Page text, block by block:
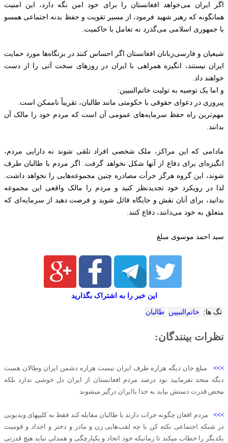
اگر ایران می‌خواهد افغانستان را برای خود امن نگه دارد، این امنیت
همانگونه که رهبر شهید فرمود، از مسیر تقویت و حفظ بدنه اجتماعی همسو
با جمهوری اسلامی می‌گذرد نه تعامل با حاکمیت.
شیعیان و فارسی‌زبانان افغانستان اگر احساس کنند در بزنگاه‌ها مورد حمایت
ایران نیستند، انگیزه همراهی با ایران در روزهای سخت آتی را از دست
خواهند داد.
و اما یک توصیه به تولیت خاتم‌النبیین:
پیروزی در دعوای حقوقی با حکومتی مانند طالبان، تقریباً ناممکن است.
مهم‌ترین راه حفظ سرمایه‌های عمومی آن است که مردم خود را مالک آن
بدانند.
مادامی که این مراکز، ملک شخصی افراد تلقی شوند نه دارایی مردم،
انگیزه‌ای برای دفاع از آنها شکل نخواهد گرفت. اگر مردم با طالبان طرف
شوند، این گروه هرگز جرأت مصادره چنین مجموعه‌هایی را نخواهد داشت.
لذا در رویکرد خود تجدیدنظر کنید و مردم را مالک واقعی این مجموعه
بدانید، برای آنان نقش و جایگاه قائل شوید و فرصت دهید از سرمایه‌ای که
متعلق به خود می‌دانند، دفاع کنند.
سید احمد موسوی مبلغ
این خبر را به اشتراک بگذارید
تگ ها: خاتم‌النبیین طالبان
نظرات بینندگان:
>>> مبلغ جان دیگه هزاره طرف ایران نیست هزاره دشمن ایران وطالان هست
دیگه متحد نفرمایید نود درصد مردم افغانستان از ایران دل خوشی ندارد بلکه
محض قدرت دستش بیاید به خدا باایران درگیر میشوند
>>> مردم افغان چگونه جرات دارند با طالبان مقابله کند فقط به کلیپهای ویدیویی
در شبکه اجتماعی نکته کن با چه لقب‌هایی زن و مادر و دختر و اجداد و قومیت
یکدیگر را خطاب میکند تا زمانیکه خود اتحاد و یکپارچگی و همدلی نباید هیچ قدرتی